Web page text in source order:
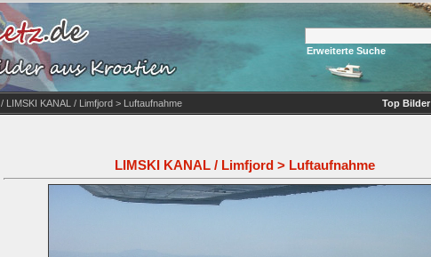
Erweiterte Suche
/ LIMSKI KANAL / Limfjord > Luftaufnahme Top Bilder
LIMSKI KANAL / Limfjord > Luftaufnahme